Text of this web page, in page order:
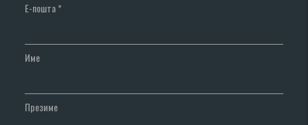
Е-пошта*
Име
Презиме